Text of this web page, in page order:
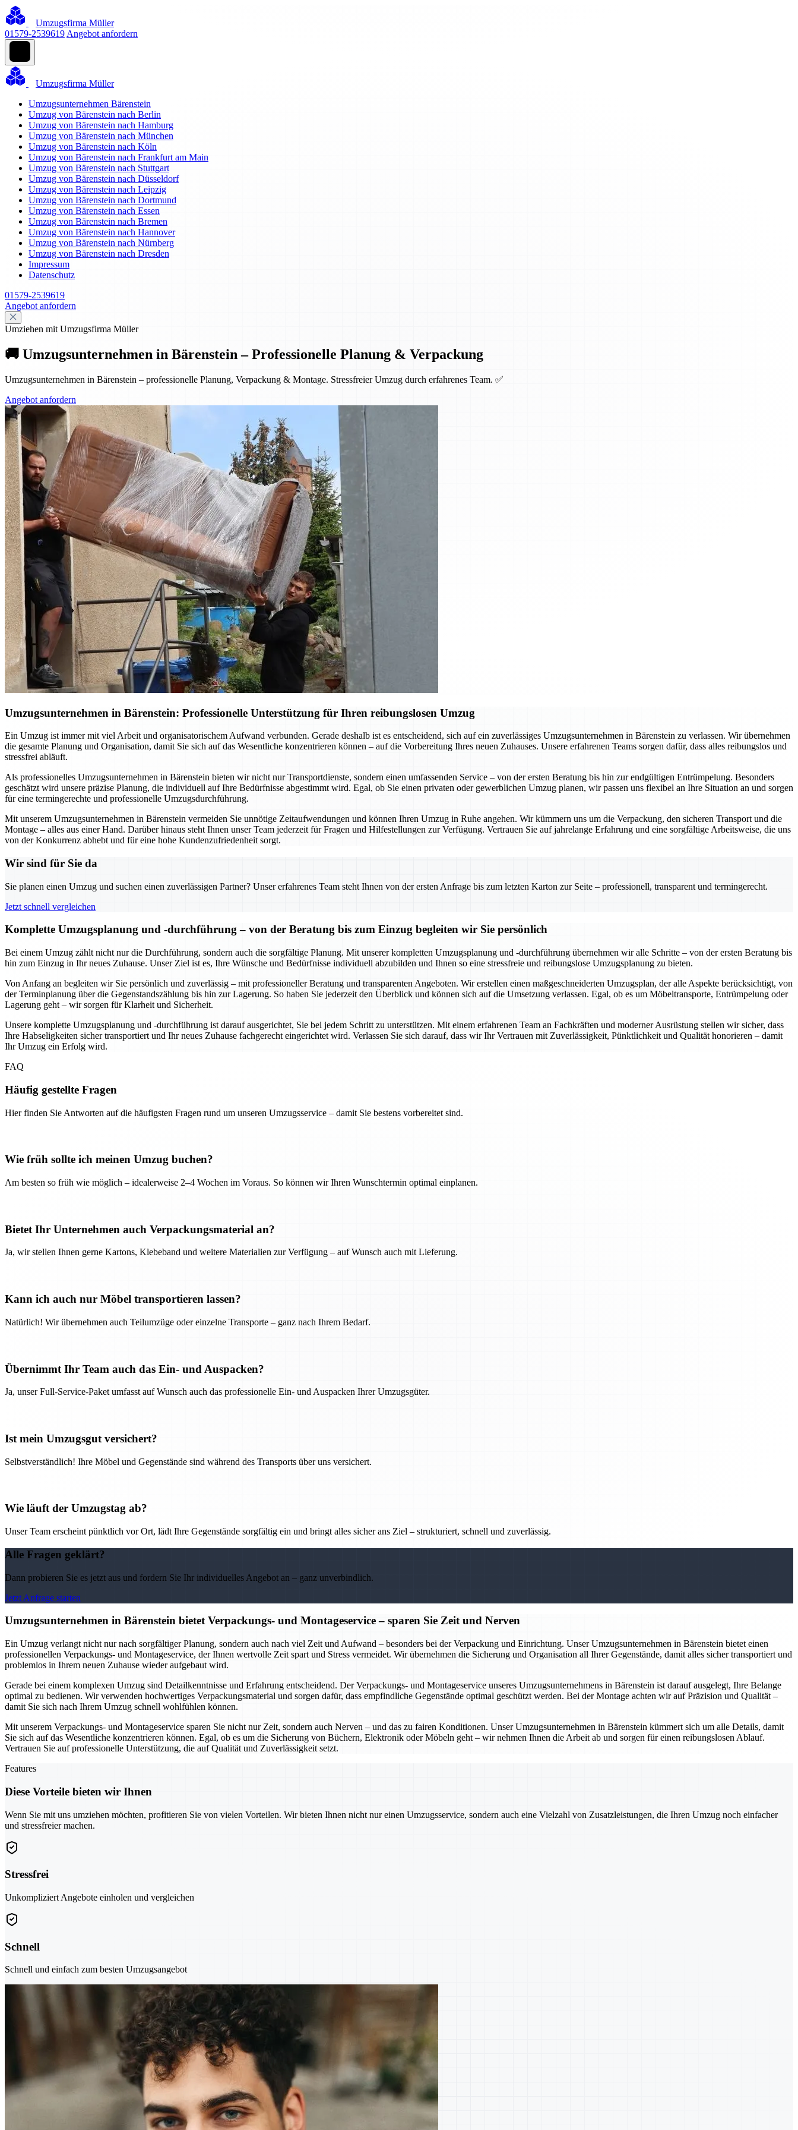
Umzugsfirma Müller
01579-2539619 Angebot anfordern
Umzugsfirma Müller
Umzugsunternehmen Bärenstein
Umzug von Bärenstein nach Berlin
Umzug von Bärenstein nach Hamburg
Umzug von Bärenstein nach München
Umzug von Bärenstein nach Köln
Umzug von Bärenstein nach Frankfurt am Main
Umzug von Bärenstein nach Stuttgart
Umzug von Bärenstein nach Düsseldorf
Umzug von Bärenstein nach Leipzig
Umzug von Bärenstein nach Dortmund
Umzug von Bärenstein nach Essen
Umzug von Bärenstein nach Bremen
Umzug von Bärenstein nach Hannover
Umzug von Bärenstein nach Nürnberg
Umzug von Bärenstein nach Dresden
Impressum
Datenschutz
01579-2539619
Angebot anfordern
Umziehen mit Umzugsfirma Müller
🚚 Umzugsunternehmen in Bärenstein – Professionelle Planung & Verpackung
Umzugsunternehmen in Bärenstein – professionelle Planung, Verpackung & Montage. Stressfreier Umzug durch erfahrenes Team. ✅
Angebot anfordern
Umzugsunternehmen in Bärenstein: Professionelle Unterstützung für Ihren reibungslosen Umzug
Ein Umzug ist immer mit viel Arbeit und organisatorischem Aufwand verbunden. Gerade deshalb ist es entscheidend, sich auf ein zuverlässiges Umzugsunternehmen in Bärenstein zu verlassen. Wir übernehmen
die gesamte Planung und Organisation, damit Sie sich auf das Wesentliche konzentrieren können – auf die Vorbereitung Ihres neuen Zuhauses. Unsere erfahrenen Teams sorgen dafür, dass alles reibungslos und
stressfrei abläuft.
Als professionelles Umzugsunternehmen in Bärenstein bieten wir nicht nur Transportdienste, sondern einen umfassenden Service – von der ersten Beratung bis hin zur endgültigen Entrümpelung. Besonders
geschätzt wird unsere präzise Planung, die individuell auf Ihre Bedürfnisse abgestimmt wird. Egal, ob Sie einen privaten oder gewerblichen Umzug planen, wir passen uns flexibel an Ihre Situation an und sorgen
für eine termingerechte und professionelle Umzugsdurchführung.
Mit unserem Umzugsunternehmen in Bärenstein vermeiden Sie unnötige Zeitaufwendungen und können Ihren Umzug in Ruhe angehen. Wir kümmern uns um die Verpackung, den sicheren Transport und die
Montage – alles aus einer Hand. Darüber hinaus steht Ihnen unser Team jederzeit für Fragen und Hilfestellungen zur Verfügung. Vertrauen Sie auf jahrelange Erfahrung und eine sorgfältige Arbeitsweise, die uns
von der Konkurrenz abhebt und für eine hohe Kundenzufriedenheit sorgt.
Wir sind für Sie da
Sie planen einen Umzug und suchen einen zuverlässigen Partner? Unser erfahrenes Team steht Ihnen von der ersten Anfrage bis zum letzten Karton zur Seite – professionell, transparent und termingerecht.
Jetzt schnell vergleichen
Komplette Umzugsplanung und -durchführung – von der Beratung bis zum Einzug begleiten wir Sie persönlich
Bei einem Umzug zählt nicht nur die Durchführung, sondern auch die sorgfältige Planung. Mit unserer kompletten Umzugsplanung und -durchführung übernehmen wir alle Schritte – von der ersten Beratung bis
hin zum Einzug in Ihr neues Zuhause. Unser Ziel ist es, Ihre Wünsche und Bedürfnisse individuell abzubilden und Ihnen so eine stressfreie und reibungslose Umzugsplanung zu bieten.
Von Anfang an begleiten wir Sie persönlich und zuverlässig – mit professioneller Beratung und transparenten Angeboten. Wir erstellen einen maßgeschneiderten Umzugsplan, der alle Aspekte berücksichtigt, von
der Terminplanung über die Gegenstandszählung bis hin zur Lagerung. So haben Sie jederzeit den Überblick und können sich auf die Umsetzung verlassen. Egal, ob es um Möbeltransporte, Entrümpelung oder
Lagerung geht – wir sorgen für Klarheit und Sicherheit.
Unsere komplette Umzugsplanung und -durchführung ist darauf ausgerichtet, Sie bei jedem Schritt zu unterstützen. Mit einem erfahrenen Team an Fachkräften und moderner Ausrüstung stellen wir sicher, dass
Ihre Habseligkeiten sicher transportiert und Ihr neues Zuhause fachgerecht eingerichtet wird. Verlassen Sie sich darauf, dass wir Ihr Vertrauen mit Zuverlässigkeit, Pünktlichkeit und Qualität honorieren – damit
Ihr Umzug ein Erfolg wird.
FAQ
Häufig gestellte Fragen
Hier finden Sie Antworten auf die häufigsten Fragen rund um unseren Umzugsservice – damit Sie bestens vorbereitet sind.
Wie früh sollte ich meinen Umzug buchen?
Am besten so früh wie möglich – idealerweise 2–4 Wochen im Voraus. So können wir Ihren Wunschtermin optimal einplanen.
Bietet Ihr Unternehmen auch Verpackungsmaterial an?
Ja, wir stellen Ihnen gerne Kartons, Klebeband und weitere Materialien zur Verfügung – auf Wunsch auch mit Lieferung.
Kann ich auch nur Möbel transportieren lassen?
Natürlich! Wir übernehmen auch Teilumzüge oder einzelne Transporte – ganz nach Ihrem Bedarf.
Übernimmt Ihr Team auch das Ein- und Auspacken?
Ja, unser Full-Service-Paket umfasst auf Wunsch auch das professionelle Ein- und Auspacken Ihrer Umzugsgüter.
Ist mein Umzugsgut versichert?
Selbstverständlich! Ihre Möbel und Gegenstände sind während des Transports über uns versichert.
Wie läuft der Umzugstag ab?
Unser Team erscheint pünktlich vor Ort, lädt Ihre Gegenstände sorgfältig ein und bringt alles sicher ans Ziel – strukturiert, schnell und zuverlässig.
Alle Fragen geklärt?
Dann probieren Sie es jetzt aus und fordern Sie Ihr individuelles Angebot an – ganz unverbindlich.
Jetzt Anfrage starten
Umzugsunternehmen in Bärenstein bietet Verpackungs- und Montageservice – sparen Sie Zeit und Nerven
Ein Umzug verlangt nicht nur nach sorgfältiger Planung, sondern auch nach viel Zeit und Aufwand – besonders bei der Verpackung und Einrichtung. Unser Umzugsunternehmen in Bärenstein bietet einen
professionellen Verpackungs- und Montageservice, der Ihnen wertvolle Zeit spart und Stress vermeidet. Wir übernehmen die Sicherung und Organisation all Ihrer Gegenstände, damit alles sicher transportiert und
problemlos in Ihrem neuen Zuhause wieder aufgebaut wird.
Gerade bei einem komplexen Umzug sind Detailkenntnisse und Erfahrung entscheidend. Der Verpackungs- und Montageservice unseres Umzugsunternehmens in Bärenstein ist darauf ausgelegt, Ihre Belange
optimal zu bedienen. Wir verwenden hochwertiges Verpackungsmaterial und sorgen dafür, dass empfindliche Gegenstände optimal geschützt werden. Bei der Montage achten wir auf Präzision und Qualität –
damit Sie sich nach Ihrem Umzug schnell wohlfühlen können.
Mit unserem Verpackungs- und Montageservice sparen Sie nicht nur Zeit, sondern auch Nerven – und das zu fairen Konditionen. Unser Umzugsunternehmen in Bärenstein kümmert sich um alle Details, damit
Sie sich auf das Wesentliche konzentrieren können. Egal, ob es um die Sicherung von Büchern, Elektronik oder Möbeln geht – wir nehmen Ihnen die Arbeit ab und sorgen für einen reibungslosen Ablauf.
Vertrauen Sie auf professionelle Unterstützung, die auf Qualität und Zuverlässigkeit setzt.
Features
Diese Vorteile bieten wir Ihnen
Wenn Sie mit uns umziehen möchten, profitieren Sie von vielen Vorteilen. Wir bieten Ihnen nicht nur einen Umzugsservice, sondern auch eine Vielzahl von Zusatzleistungen, die Ihren Umzug noch einfacher
und stressfreier machen.
Stressfrei
Unkompliziert Angebote einholen und vergleichen
Schnell
Schnell und einfach zum besten Umzugsangebot